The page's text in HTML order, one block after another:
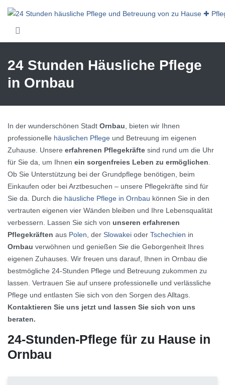
24 Stunden Häusliche Pflege
in Ornbau
In der wunderschönen Stadt Ornbau, bieten wir Ihnen
professionelle häuslichen Pflege und Betreuung im eigenen
Zuhause. Unsere erfahrenen Pflegekräfte sind rund um die Uhr
für Sie da, um Ihnen ein sorgenfreies Leben zu ermöglichen.
Ob Sie Unterstützung bei der Grundpflege benötigen, beim
Einkaufen oder bei Arztbesuchen – unsere Pflegekräfte sind für
Sie da. Durch die häusliche Pflege in Ornbau können Sie in den
vertrauten eigenen vier Wänden bleiben und Ihre Lebensqualität
verbessern. Lassen Sie sich von unseren erfahrenen
Pflegekräften aus Polen, der Slowakei oder Tschechien in
Ornbau verwöhnen und genießen Sie die Geborgenheit Ihres
eigenen Zuhauses. Wir freuen uns darauf, Ihnen in Ornbau die
bestmögliche 24-Stunden Pflege und Betreuung zukommen zu
lassen. Vertrauen Sie auf unsere professionelle und verlässliche
Pflege und entlasten Sie sich von den Sorgen des Alltags.
Kontaktieren Sie uns jetzt und lassen Sie sich von uns
beraten.
24-Stunden-Pflege für zu Hause in
Ornbau